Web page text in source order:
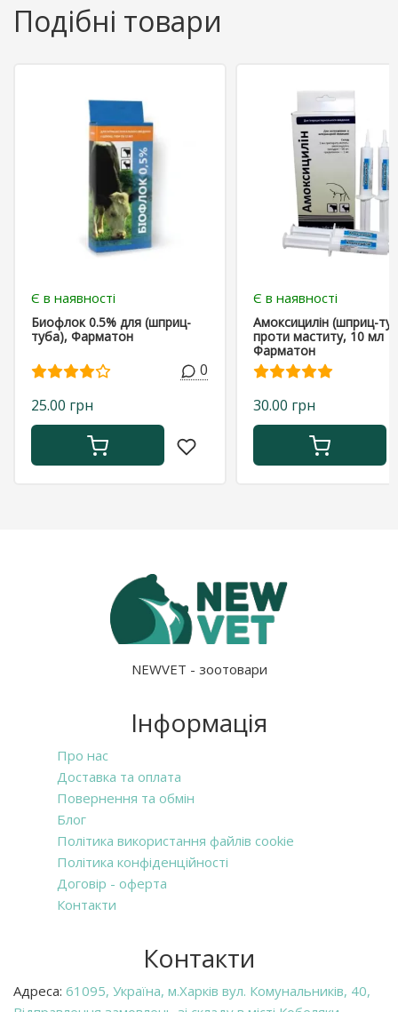
Подібні товари
Є в наявності
Биофлок 0.5% для (шприц-
туба), Фарматон
0
25.00 грн
Є в наявності
Амоксицилін (шприц-
проти маститу, 10 мл
Фарматон
30.00 грн
NEWVET - зоотовари
Інформація
Про нас
Доставка та оплата
Повернення та обмін
Блог
Політика використання файлів cookie
Політика конфіденційності
Договір - оферта
Контакти
Контакти
Адреса: 61095, Україна, м.Харків вул. Комунальників, 40,